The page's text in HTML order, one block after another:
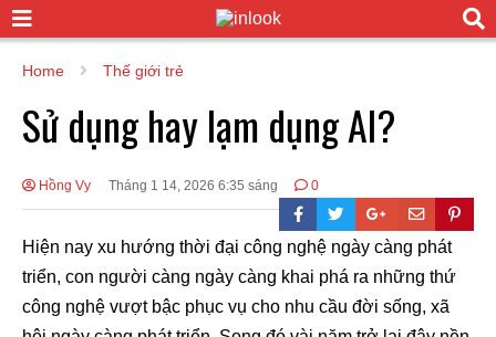
Home Thế giới trẻ
Sử dụng hay lạm dụng AI?
Hồng Vy Tháng 1 14, 2026 6:35 sáng 0
Hiện nay xu hướng thời đại công nghệ ngày càng phát
triển, con người càng ngày càng khai phá ra những thứ
công nghệ vượt bậc phục vụ cho nhu cầu đời sống, xã